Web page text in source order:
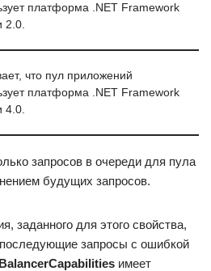
платформа .NET Framework
2.0.
что пул приложений
платформа .NET Framework
4.0.
запросов в очереди для пула
будущих запросов.
заданного для этого свойства,
запросы с ошибкой
имеет